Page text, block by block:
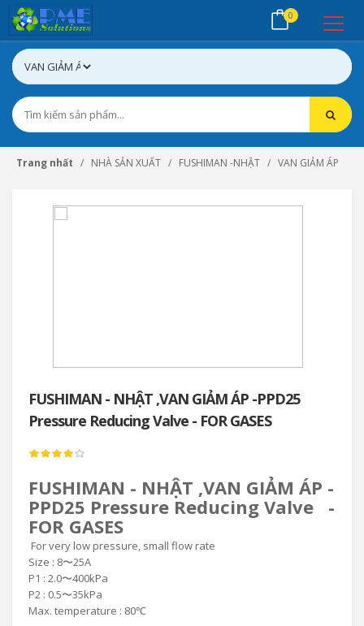
0
Trang nhất NHÀ SẢN XUẤT FUSHIMAN -NHẬT VAN GIẢM ÁP
FUSHIMAN - NHẬT ,VAN GIẢM ÁP -PPD25
Pressure Reducing Valve - FOR GASES
FUSHIMAN - NHẬT ,VAN GIẢM ÁP -
PPD25 Pressure Reducing Valve -
FOR GASES
For very low pressure, small flow rate
Size : 8〜25A
P1 : 2.0〜400kPa
P2 : 0.5〜35kPa
Max. temperature : 80℃